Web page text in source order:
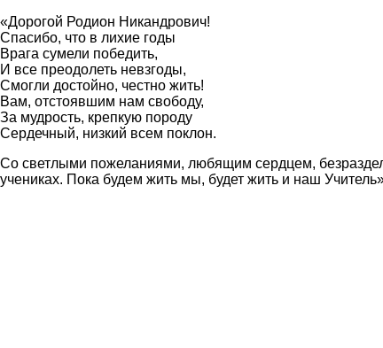
«Дорогой Родион Никандрович!
Спасибо, что в лихие годы
Врага сумели победить,
И все преодолеть невзгоды,
Смогли достойно, честно жить!
Вам, отстоявшим нам свободу,
За мудрость, крепкую породу
Сердечный, низкий всем поклон.
Со светлыми пожеланиями, любящим сердцем,
учениках. Пока будем жить мы, будет жить и наш